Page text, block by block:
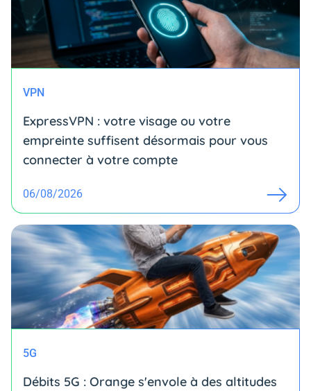
VPN
ExpressVPN : votre visage ou votre
empreinte suffisent désormais pour vous
connecter à votre compte
06/08/2026
5G
Débits 5G : Orange s'envole à des altitudes